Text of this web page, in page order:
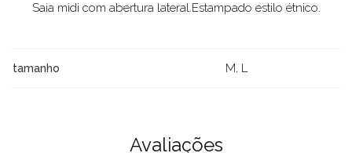
Saia midi com abertura lateral.Estampado estilo étnico.
tamanho M, L
Avaliações